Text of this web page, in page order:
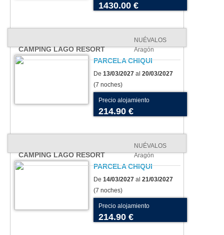
1430.00 €
CAMPING LAGO RESORT
NUÉVALOS
Aragón
PARCELA CHIQUI
De 13/03/2027 al 20/03/2027
(7 noches)
Precio alojamiento
214.90 €
CAMPING LAGO RESORT
NUÉVALOS
Aragón
PARCELA CHIQUI
De 14/03/2027 al 21/03/2027
(7 noches)
Precio alojamiento
214.90 €